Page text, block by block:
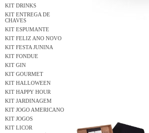
KIT DRINKS
KIT ENTREGA DE
CHAVES
KIT ESPUMANTE
KIT FELIZ ANO NOVO
KIT FESTA JUNINA
KIT FONDUE
KIT GIN
KIT GOURMET
KIT HALLOWEEN
KIT HAPPY HOUR
KIT JARDINAGEM
KIT JOGO AMERICANO
KIT JOGOS
KIT LICOR